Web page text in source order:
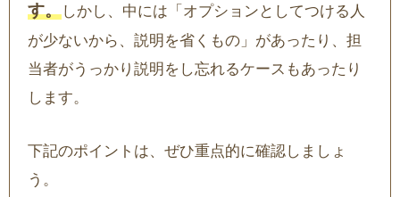
す。しかし、中には「オプションとしてつける人
が少ないから、説明を省くもの」があったり、担
当者がうっかり説明をし忘れるケースもあったり
します。
下記のポイントは、ぜひ重点的に確認しましょ
う。